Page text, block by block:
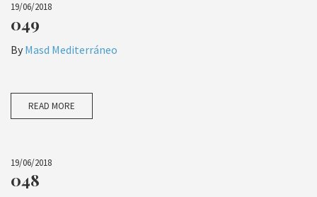
19/06/2018
049
By Masd Mediterráneo
READ MORE
19/06/2018
048